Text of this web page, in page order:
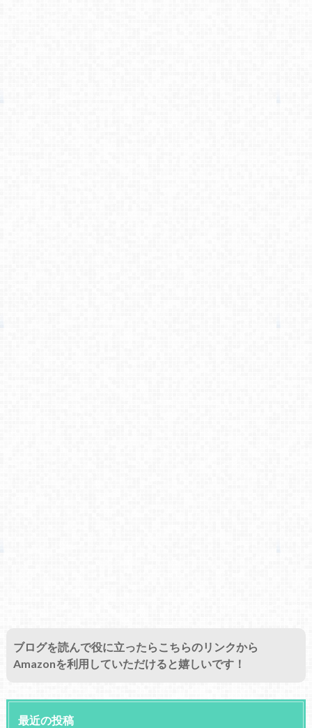
ブログを読んで役に立ったらこちらのリンクから
Amazonを利用していただけると嬉しいです！
最近の投稿